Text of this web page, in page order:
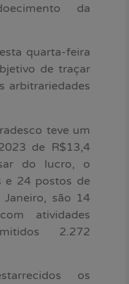
da
quarta-feira
de traçar
arbitrariedades
teve um
de R$13,4
do lucro, o
e 24 postos de
são 14
atividades
2.272
os